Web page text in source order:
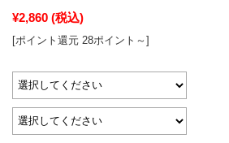
¥2,860 (税込)
[ポイント還元 28ポイント～]